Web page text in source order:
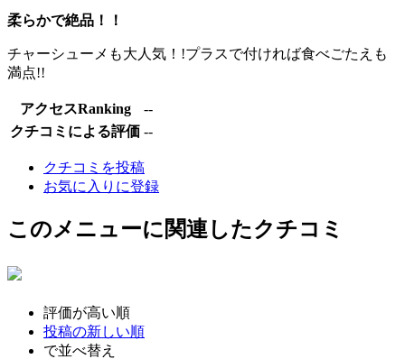
柔らかで絶品！！
チャーシューメも大人気！!プラスで付ければ食べごたえも
満点!!
アクセスRanking
--
クチコミによる評価 --
クチコミを投稿
お気に入りに登録
このメニューに関連したクチコミ
評価が高い順
投稿の新しい順
で並べ替え